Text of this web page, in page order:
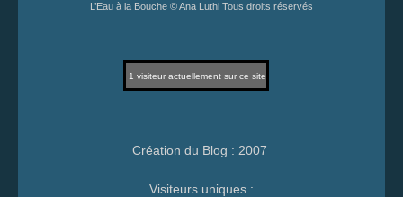
L’Eau à la Bouche © Ana Luthi Tous droits réservés
1 visiteur actuellement sur ce site
Création du Blog : 2007
Visiteurs uniques :